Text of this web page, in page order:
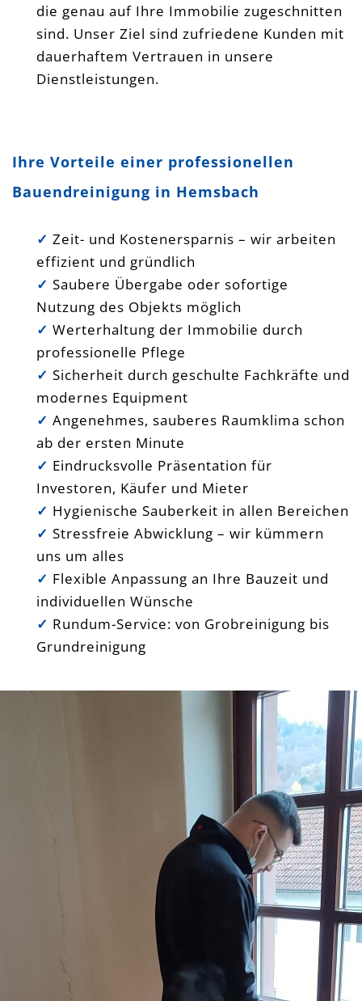
die genau auf Ihre Immobilie zugeschnitten
sind. Unser Ziel sind zufriedene Kunden mit
dauerhaftem Vertrauen in unsere
Dienstleistungen.
Ihre Vorteile einer professionellen
Bauendreinigung in Hemsbach
✓ Zeit- und Kostenersparnis – wir arbeiten
effizient und gründlich
✓ Saubere Übergabe oder sofortige
Nutzung des Objekts möglich
✓ Werterhaltung der Immobilie durch
professionelle Pflege
✓ Sicherheit durch geschulte Fachkräfte und
modernes Equipment
✓ Angenehmes, sauberes Raumklima schon
ab der ersten Minute
✓ Eindrucksvolle Präsentation für
Investoren, Käufer und Mieter
✓ Hygienische Sauberkeit in allen Bereichen
✓ Stressfreie Abwicklung – wir kümmern
uns um alles
✓ Flexible Anpassung an Ihre Bauzeit und
individuellen Wünsche
✓ Rundum-Service: von Grobreinigung bis
Grundreinigung